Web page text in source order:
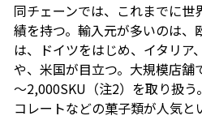
同チェーンでは、これまでに
績を持つ。輸入元が多いのは、
は、ドイツをはじめ、イタリア
や、米国が目立つ。大規模店
～2,000SKU（注2）を取り扱う
コレートなどの菓子類が人気と